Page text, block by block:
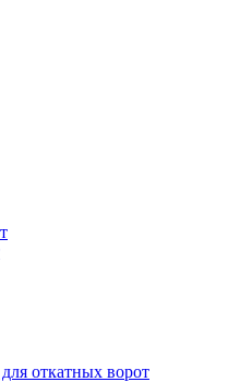
откатных ворот